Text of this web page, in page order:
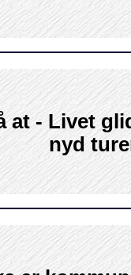
at - Livet
nyd